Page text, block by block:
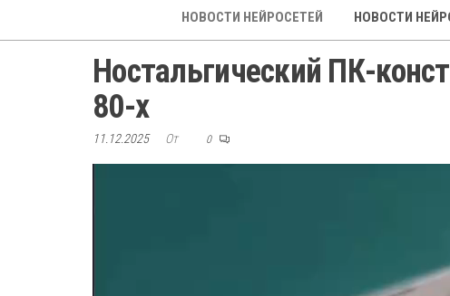
НОВОСТИ НЕЙРОСЕТЕЙ НОВОСТИ
Ностальгический ПК-
80-х
11.12.2025 От 0